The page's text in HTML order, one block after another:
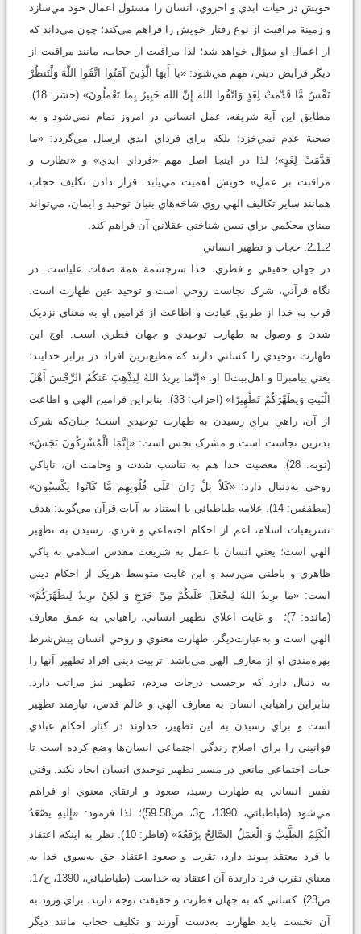
خويش در حيات ابدي و اخروي، انسان را مسئول اعمال خود مي‌سازد
و زمينة مراقبت از نوع رفتار خويش را فراهم مي‌کند؛ چون مي‌داند که
از اعمال او سؤال خواهد شد؛ لذا مراقبت از حجاب، مانند مراقبت از
ديگر فرايض ديني، مهم مي‌شود: «يا أَيهَا الَّذِينَ آمَنُوا اتَّقُوا اللَّهَ وَلْتَنظُرْ
نَفْسٌ مَّا قَدَّمَتْ لِغَدٍ وَاتَّقُوا اللهَ إِنَّ اللهَ خَبِيرٌ بِمَا تَعْمَلُونَ» (حشر: 18).
مطابق اين آية شريفه، عمل انساني در امروز تمام نمي‌شود و به
صحنة عدم نمي‌خزد؛ بلکه براي فرداي ابدي ارسال مي‌گردد: «ما
قَدَّمَتْ لِغَدٍ»؛ لذا در اينجا اصل مهم «فرداي ابدي» و «نظارت و
مراقبت بر عملِ» خويش اهميت مي‌يابد. قرار دادن تکليف حجاب
همانند ساير تکاليف الهي روي شاخه‌هاي بنيان توحيد و ايمان، مي‌تواند
مبناي محکمي براي تبيين شناختي عقلاني آن فراهم کند.
2ـ1ـ2. حجاب و تطهير انساني
در جهان حقيقي و فطري، خدا سرچشمة همة صفات علياست. در
نگاه قرآني، شرک نجاست روحي است و توحيد عين طهارت است.
قرب به خدا از طريق عبادت و اطاعت از فرامين او به‌ معناي نزديک
شدن و وصول به طهارت توحيدي و جهان فطري است. اوج اين
طهارت توحيدي را کساني دارند که مطيع‌ترين افراد در برابر خدايند؛
يعني پيامبر و اهل‌بيت او: «إِنَّمَا يرِيدُ اللهُ لِيذْهِبَ عَنكُمُ الرِّجْسَ أَهْلَ
الْبَيتِ وَيطَهِّرَكُمْ تَطْهِيرًا» (احزاب: 33). بنابراين فرامين الهي و اطاعت
از آن، راهي براي رسيدن به طهارت توحيدي است؛ چنان‌که شرک
بدترين نجاست است و مشرک نجس است: «إِنَّمَا الْمُشْرِكُونَ نَجَسٌ»
(توبه: 28). معصيت خدا هم به ‌تناسب شدت و وخامت آن، ناپاکي
روحي به‌دنبال دارد: «كَلاّ بَلْ رَانَ عَلَى قُلُوبِهِم مَّا كَانُوا يكْسِبُونَ»
(مطففين: 14). علامه طباطبائي با استناد به آيات قرآن مي‌گويد: هدف
تشريعيات اسلام، اعم از احکام اجتماعي و فردي، رسيدن به تطهير
الهي است؛ يعني انسان با عمل به شريعت مقدس اسلامي به پاکي
ظاهري و باطني مي‌رسد و اين غايت متوسط هريک از احکام ديني
است: «ما يرِيدُ اللهُ لِيجْعَلَ عَلَيكُمْ مِنْ حَرَجٍ وَ لكِنْ يرِيدُ لِيطَهِّرَكُمْ»
(مائده: 7)؛ و غايت اعلاي تطهير انساني، راهيابي به عمق معارف
الهي است و به‌عبارت‌ديگر، طهارت معنوي و روحي انسان پيش‌شرط
بهره‌مندي او از معارف الهي مي‌باشد. تربيت ديني افراد تطهير آنها را
به ‌دنبال دارد که برحسب درجات مردم، تطهير نيز مراتب دارد.
بنابراين راهيابي انسان به معارف الهي و عالم قدس، نيازمند تطهير
است و براي رسيدن به اين تطهير، خداوند در کنار احکام عبادي
قوانيني را براي اصلاح زندگي اجتماعي انسان‌ها وضع کرده است تا
حيات اجتماعي مانعي در مسير تطهير توحيدي انسان ايجاد نکند. وقتي
نفس انساني به طهارت رسيد، صعود و ارتقاي معنوي او فراهم
مي‌شود (طباطبائي، 1390، ج‏3، ص58ـ59)؛ لذا فرمود: «إِلَيهِ يصْعَدُ
الْكَلِمُ الطَّيبُ وَ الْعَمَلُ الصَّالِحُ يرْفَعُهُ» (فاطر: 10). نظر به اينکه اعتقاد
با فرد معتقد پيوند دارد، تقرب و صعود اعتقاد حق به‌سوي خدا به‌
معناي تقرب فرد دارندة آن اعتقاد به خداست (طباطبائي، 1390، ج17،
ص23). کساني که به جهان فطرت و حقيقت توجه دارند، براي ورود به
آن نخست بايد طهارت به‌دست آورند و تکليف حجاب مانند ديگر